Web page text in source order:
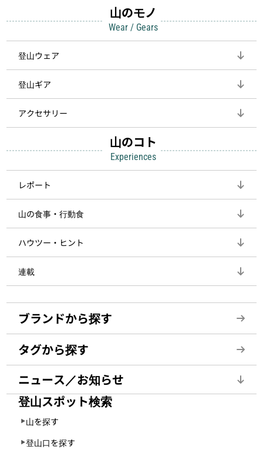
山のモノ
Wear / Gears
登山ウェア
登山ギア
アクセサリー
山のコト
Experiences
レポート
山の食事・行動食
ハウツー・ヒント
連載
ブランドから探す
タグから探す
ニュース／お知らせ
登山スポット検索
山を探す
登山口を探す